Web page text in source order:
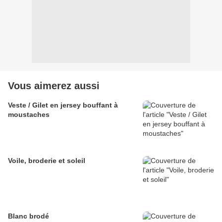
Vous aimerez aussi
Veste / Gilet en jersey bouffant à
moustaches
Voile, broderie et soleil
Blanc brodé